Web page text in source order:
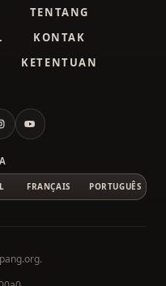
TENTANG
KONTAK
KETENTUAN
YouTube
FRANÇAIS PORTUGUÊS
.